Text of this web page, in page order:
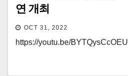
연 개최
OCT 31, 2022
https://youtu.be/BYTQysCcOEU